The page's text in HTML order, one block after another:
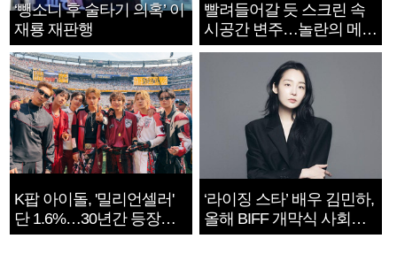
‘뺑소니 후 술타기 의혹’ 이
재룡 재판행
빨려들어갈 듯 스크린 속
시공간 변주…놀란의 메시
지는 ‘전쟁 속죄’
K팝 아이돌, '밀리언셀러'
단 1.6%…30년간 등장
1182개팀 전수조사
‘라이징 스타’ 배우 김민하,
올해 BIFF 개막식 사회자
확정